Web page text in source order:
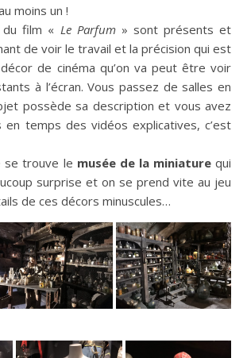
moins un !
film « Le Parfum» sont présents et
de voir le travail et la précision qui est
de cinéma qu’on va peut être voir
à l’écran. Vous passez de salles en
possède sa description et vous avez
temps des vidéos explicatives, c’est
se trouve le musée de la miniaturequi
surprise et on se prend vite au jeu
de ces décors minuscules…